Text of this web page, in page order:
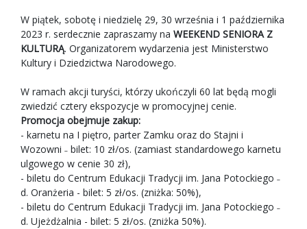
W piątek, sobotę i niedzielę 29, 30 września i 1 października
2023 r. serdecznie zapraszamy na WEEKEND SENIORA Z
KULTURĄ. Organizatorem wydarzenia jest Ministerstwo
Kultury i Dziedzictwa Narodowego.
W ramach akcji turyści, którzy ukończyli 60 lat będą mogli
zwiedzić cztery ekspozycje w promocyjnej cenie.
Promocja obejmuje zakup:
- karnetu na I piętro, parter Zamku oraz do Stajni i
Wozowni ˗ bilet: 10 zł/os. (zamiast standardowego karnetu
ulgowego w cenie 30 zł),
- biletu do Centrum Edukacji Tradycji im. Jana Potockiego ˗
d. Oranżeria - bilet: 5 zł/os. (zniżka: 50%),
- biletu do Centrum Edukacji Tradycji im. Jana Potockiego ˗
d. Ujeżdżalnia - bilet: 5 zł/os. (zniżka 50%).